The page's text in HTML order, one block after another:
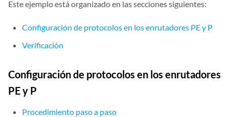
Este ejemplo está organizado en las secciones siguientes:
Configuración de protocolos en los enrutadores PE y P
Verificación
Configuración de protocolos en los enrutadores
PE y P
Procedimiento paso a paso